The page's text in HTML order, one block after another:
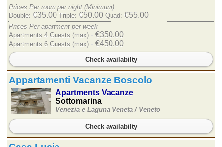
Prices Per room per night (Minimum)
Double: €35.00 Triple: €50.00 Quad: €55.00
Prices Per apartment per week
Apartments 4 Guests (max) - €350.00
Apartments 6 Guests (max) - €450.00
Check availabilty
Appartamenti Vacanze Boscolo
Apartments Vacanze
Sottomarina
Venezia e Laguna Veneta / Veneto
Check availabilty